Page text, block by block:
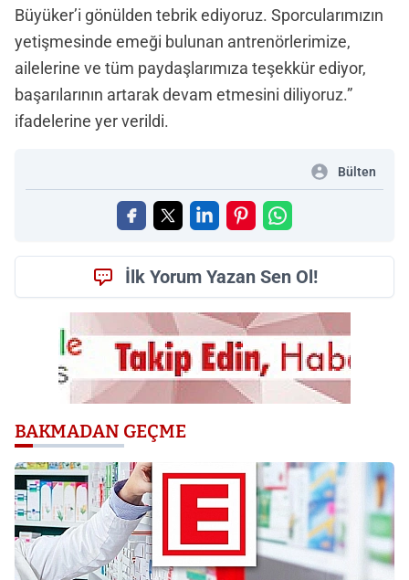
Büyüker’i gönülden tebrik ediyoruz. Sporcularımızın
yetişmesinde emeği bulunan antrenörlerimize,
ailelerine ve tüm paydaşlarımıza teşekkür ediyor,
başarılarının artarak devam etmesini diliyoruz.”
ifadelerine yer verildi.
Bülten
İlk Yorum Yazan Sen Ol!
BAKMADAN GEÇME